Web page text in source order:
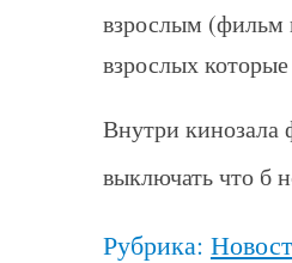
взрослым (фильм
взрослых
Внутри кинозала
выключать что б
Рубрика: